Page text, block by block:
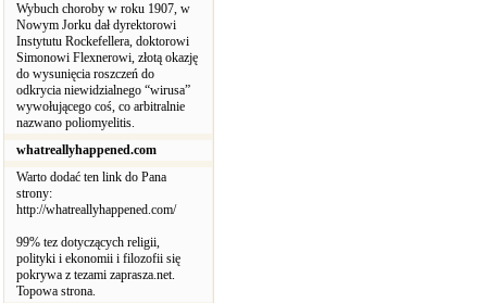
Wybuch choroby w roku 1907, w
Nowym Jorku dał dyrektorowi
Instytutu Rockefellera, doktorowi
Simonowi Flexnerowi, złotą okazję
do wysunięcia roszczeń do
odkrycia niewidzialnego “wirusa”
wywołującego coś, co arbitralnie
nazwano poliomyelitis.
whatreallyhappened.com
Warto dodać ten link do Pana
strony:
http://whatreallyhappened.com/
99% tez dotyczących religii,
polityki i ekonomii i filozofii się
pokrywa z tezami zaprasza.net.
Topowa strona.